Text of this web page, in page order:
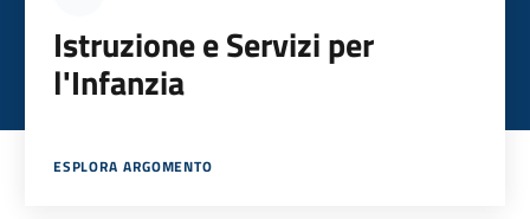
Istruzione e Servizi per
l'Infanzia
ESPLORA ARGOMENTO